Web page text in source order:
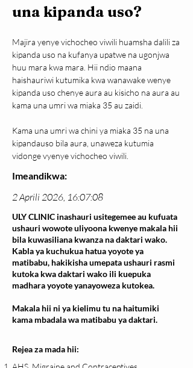
una kipanda uso?
Majira yenye vichocheo viwili huamsha dalili za
kipanda uso na kufanya upatwe na ugonjwa
huu mara kwa mara. Hii ndio maana
haishauriwi kutumika kwa wanawake wenye
kipanda uso chenye aura au kisicho na aura au
kama una umri wa miaka 35 au zaidi.
Kama una umri wa chini ya miaka 35 na una
kipandauso bila aura, unaweza kutumia
vidonge vyenye vichocheo viwili.
Imeandikwa:
2 Aprili 2026, 16:07:08
ULY CLINIC inashauri usitegemee au kufuata
ushauri wowote uliyoona kwenye makala hii
bila kuwasiliana kwanza na daktari wako.
Kabla ya kuchukua hatua yoyote ya
matibabu, hakikisha umepata ushauri rasmi
kutoka kwa daktari wako ili kuepuka
madhara yoyote yanayoweza kutokea.
Makala hii ni ya kielimu tu na haitumiki
kama mbadala wa matibabu ya daktari.
Rejea za mada hii: